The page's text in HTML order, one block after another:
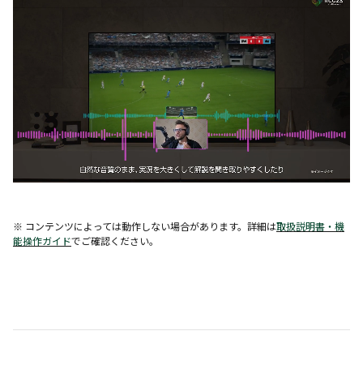
※ コンテンツによっては動作しない場合があります。詳細は取扱説明書・機
能操作ガイドでご確認ください。